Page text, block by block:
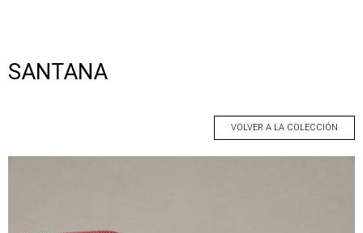
SANTANA
VOLVER A LA COLECCIÓN